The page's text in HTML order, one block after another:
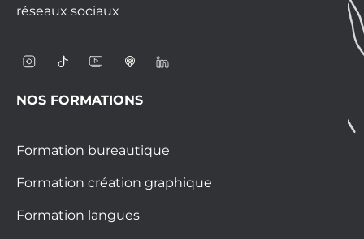
réseaux sociaux
NOS FORMATIONS
Formation bureautique
Formation création graphique
Formation langues